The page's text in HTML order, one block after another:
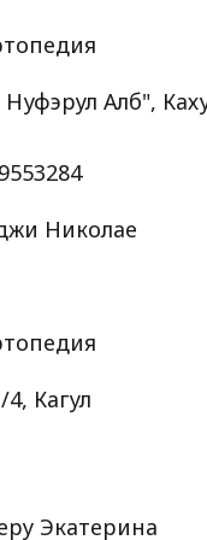
Алб",
Николае
Кагул
Экатерина